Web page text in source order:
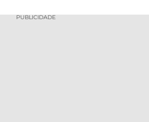
PUBLICIDADE